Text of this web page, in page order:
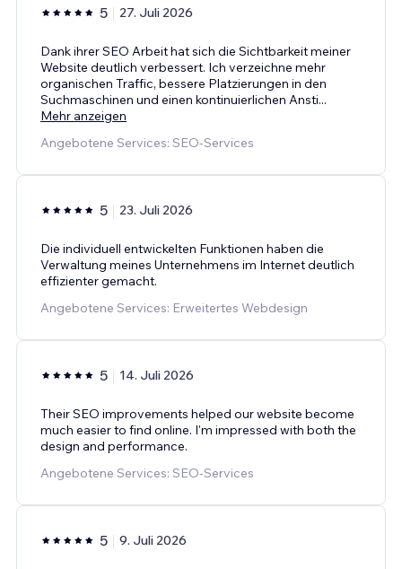
5 27. Juli 2026
Dank ihrer SEO Arbeit hat sich die Sichtbarkeit meiner
Website deutlich verbessert. Ich verzeichne mehr
organischen Traffic, bessere Platzierungen in den
Suchmaschinen und einen kontinuierlichen Ansti...
Mehr anzeigen
Angebotene Services: SEO-Services
5 23. Juli 2026
Die individuell entwickelten Funktionen haben die
Verwaltung meines Unternehmens im Internet deutlich
effizienter gemacht.
Angebotene Services: Erweitertes Webdesign
5 14. Juli 2026
Their SEO improvements helped our website become
much easier to find online. I'm impressed with both the
design and performance.
Angebotene Services: SEO-Services
5 9. Juli 2026